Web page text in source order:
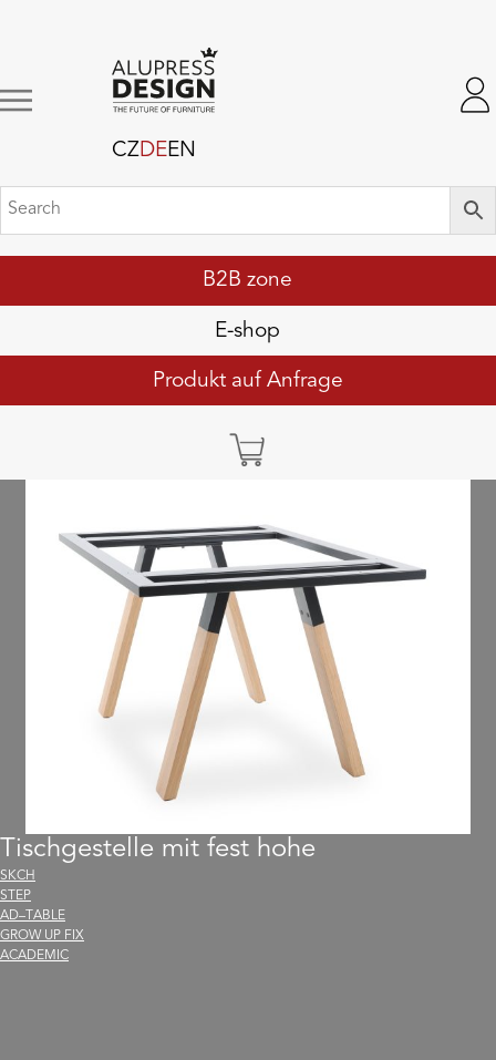
B2B zone
E-shop
Produkt auf Anfrage
CZDEEN
Tischgestelle mit fest hohe
SKCH
STEP
AD– TABLE
GROW UP FIX
ACADEMIC